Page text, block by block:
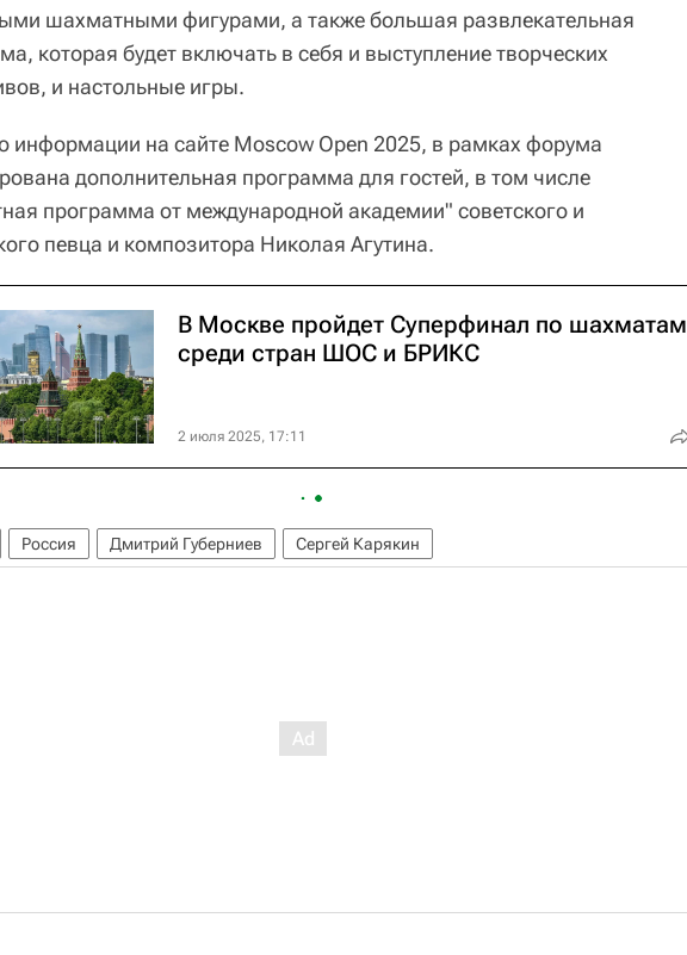
шахматными фигурами, а также большая развлекательная
которая будет включать в себя и выступление творческих
и настольные игры.
информации на сайте Moscow Open 2025, в рамках форума
дополнительная программа для гостей, в том числе
программа от международной академии" советского и
певца и композитора Николая Агутина.
В Москве пройдет Суперфинал по шахматам
среди стран ШОС и БРИКС
2 июля 2025, 17:11
Россия Дмитрий Губерниев Сергей Карякин